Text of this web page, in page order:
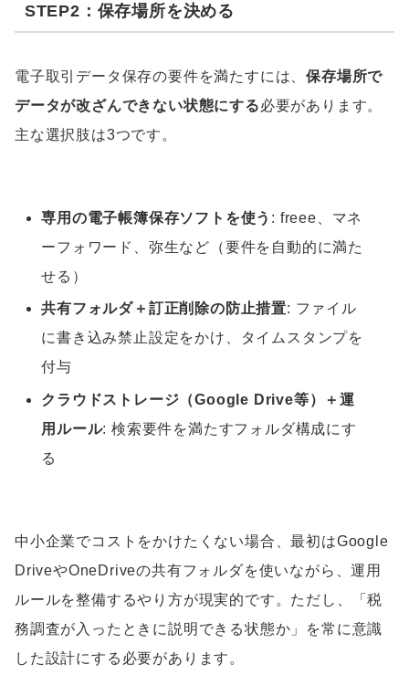
STEP2：保存場所を決める
電子取引データ保存の要件を満たすには、保存場所で
データが改ざんできない状態にする必要があります。
主な選択肢は3つです。
専用の電子帳簿保存ソフトを使う : freee、マネ
ーフォワード、弥生など（要件を自動的に満た
せる）
共有フォルダ＋訂正削除の防止措置: ファイル
に書き込み禁止設定をかけ、タイムスタンプを
付与
クラウドストレージ（Google Drive等）＋運
用ルール: 検索要件を満たすフォルダ構成にす
る
中小企業でコストをかけたくない場合、最初はGoogle
DriveやOneDriveの共有フォルダを使いながら、運用
ルールを整備するやり方が現実的です。ただし、「税
務調査が入ったときに説明できる状態か」を常に意識
した設計にする必要があります。